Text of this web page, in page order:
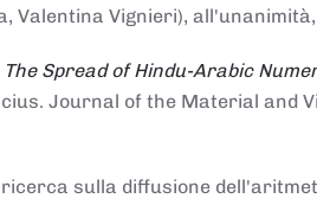
Valentina Vignieri),
The Spread of Hindu-Arabic
Journal of the Material and
sulla diffusione